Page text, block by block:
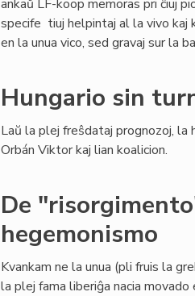
ankaŭ LF-koop memoras pri ĉiuj
specife tiuj helpintaj al la vivo kaj
en la unua vico, sed gravaj sur la
Hungario sin
Laŭ la plej freŝdataj prognozoj, la
Orbán Viktor kaj lian koalicion.
De
hegemonismo
Kvankam ne la unua (pli fruis la
la plej fama liberiĝa nacia